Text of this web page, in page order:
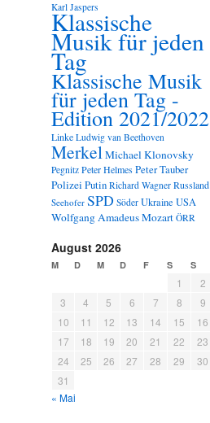
Karl Jaspers
Klassische
Musik für jeden
Tag
Klassische Musik
für jeden Tag -
Edition 2021/2022
Linke Ludwig van Beethoven
MerkelMichael Klonovsky
Pegnitz Peter HelmesPeter Tauber
PolizeiPutin Richard Wagner Russland
Seehofer SPD Söder Ukraine USA
Wolfgang Amadeus Mozart ÖRR
August 2026
M D M D F S S
1
2
3
4 5 6 7 8
9
10
11 12 13 14 15
16
17
18 19 20 21 22
23
24
25 26 27 28 29
30
31
« Mai